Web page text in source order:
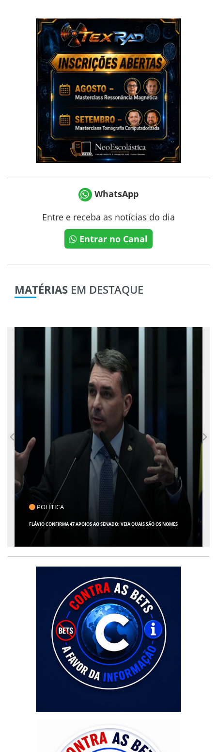
WhatsApp
Entre e receba as notícias do dia
Entrar no Canal
MATÉRIAS EM DESTAQUE
CLICK INDICA
GIRO POR SERGIPE, BRASIL E MUNDO - 07 DE AGOSTO DE 2026